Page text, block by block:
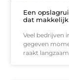
Een
dat
Veel bedrijven
gegeven
raakt